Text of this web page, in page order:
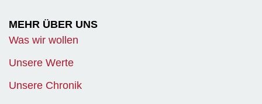
MEHR ÜBER UNS
Was wir wollen
Unsere Werte
Unsere Chronik